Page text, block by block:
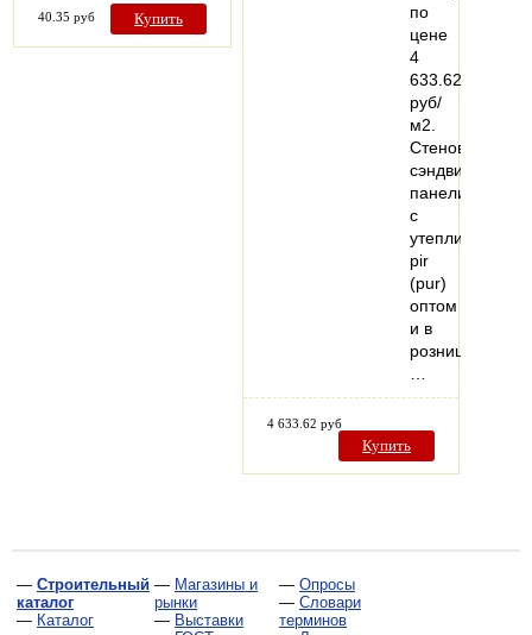
40.35 руб Купить
по
цене
4
633.62
руб/
м2.
Стеновые
сэндвич-
панели
с
утеплителем
pir
(pur)
оптом
и в
розницу.
4 633.62 руб
Купить
— Строительный
каталог
— Каталог
— Магазины и
рынки
— Выставки
— Опросы
— Словари
терминов